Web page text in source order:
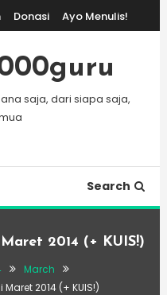
Donasi Ayo Menulis!
saja, dari siapa saja,
Search
2014 (+ KUIS!)
March
2014 (+ KUIS!)